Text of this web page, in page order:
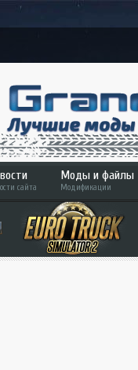
сайта
Моды и файлы
Модификации
ETS 2
ATS